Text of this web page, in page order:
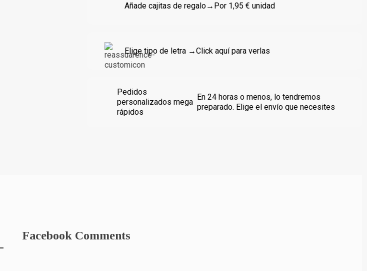
Añade cajitas de regalo→Por 1,95 € unidad
Elige tipo de letra →Click aquí para verlas
Pedidos
personalizados mega
rápidos
En 24 horas o menos, lo tendremos
preparado. Elige el envío que necesites
Facebook Comments